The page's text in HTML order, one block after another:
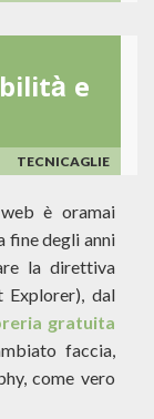
e
TECNICAGLIE
è oramai
fine degli anni
la direttiva
dal
gratuita
faccia,
come vero